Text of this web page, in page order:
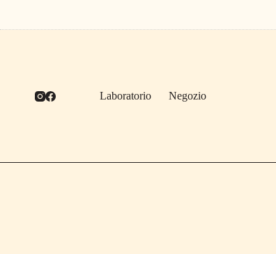
contenuto
Laboratorio Negozio